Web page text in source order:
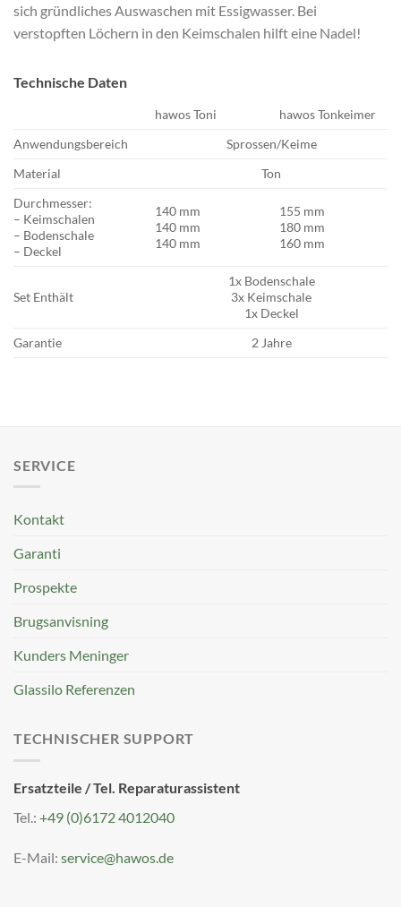
sich gründliches Auswaschen mit Essigwasser. Bei
verstopften Löchern in den Keimschalen hilft eine Nadel!
Technische Daten
hawos Toni
hawos Tonkeimer
Anwendungsbereich
Sprossen/Keime
Material
Ton
Durchmesser:
– Keimschalen
– Bodenschale
– Deckel
140 mm
140 mm
140 mm
155 mm
180 mm
160 mm
Set Enthält
1x Bodenschale
3x Keimschale
1x Deckel
Garantie
2 Jahre
SERVICE
Kontakt
Garanti
Prospekte
Brugsanvisning
Kunders Meninger
Glassilo Referenzen
TECHNISCHER SUPPORT
Ersatzteile / Tel. Reparaturassistent
Tel.: +49 (0)6172 4012040
E-Mail: service@hawos.de